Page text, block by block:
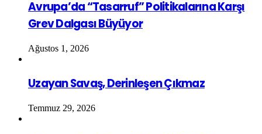
Avrupa’da “Tasarruf” Politikalarına Karşı
Grev Dalgası Büyüyor
Ağustos 1, 2026
Uzayan Savaş, Derinleşen Çıkmaz
Temmuz 29, 2026